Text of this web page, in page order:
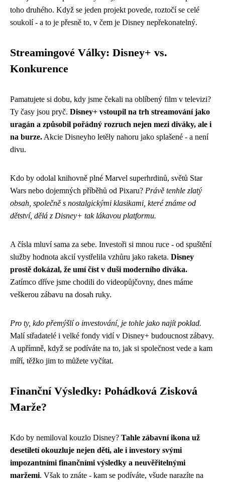
toho druhého. Když se jeden projekt povede, roztočí se celé
soukolí - a to je přesně to, v čem je Disney nepřekonatelný.
Streamingové Války: Disney+ vs.
Konkurence
Pamatujete si dobu, kdy jsme čekali na oblíbený film v televizi?
Ty časy jsou pryč. Disney+ vstoupil na trh streamování jako
uragán a způsobil pořádný rozruch nejen mezi diváky, ale i
na burze. Akcie Disneyho letěly nahoru jako splašené - a není
divu.
Kdo by odolal knihovně plné Marvel superhrdinů, světů Star
Wars nebo dojemných příběhů od Pixaru? Právě tenhle zlatý
obsah, společně s nostalgickými klasikami, které známe od
dětství, dělá z Disney+ tak lákavou platformu.
A čísla mluví sama za sebe. Investoři si mnou ruce - od spuštění
služby hodnota akcií vystřelila vzhůru jako raketa. Disney
prostě dokázal, že umí číst v duši moderního diváka.
Zatímco dříve jsme chodili do videopůjčovny, dnes máme
veškerou zábavu na dosah ruky.
Pro ty, kdo přemýšlí o investování, je tohle jako najít poklad.
Malí střadatelé i velké fondy vidí v Disney+ budoucnost zábavy.
A upřímně, když se podíváte na to, jak si společnost vede a kam
míří, těžko jim to můžete vyčítat.
Finanční Výsledky: Pohádková Zisková
Marže?
Kdo by nemiloval kouzlo Disney? Tahle zábavní ikona už
desetiletí okouzluje nejen děti, ale i investory svými
impozantními finančními výsledky a neuvěřitelnými
maržemi. Však to znáte - kam se podíváte, všude narazíte na